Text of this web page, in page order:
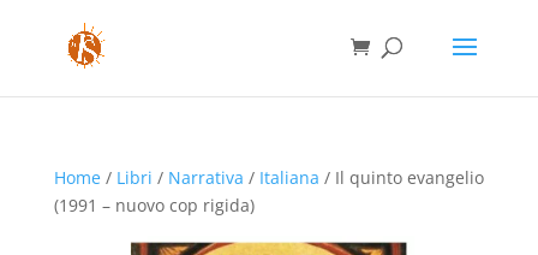
Home/ Libri / Narrativa / Italiana / Il quinto evangelio
(1991 – nuovo cop rigida)